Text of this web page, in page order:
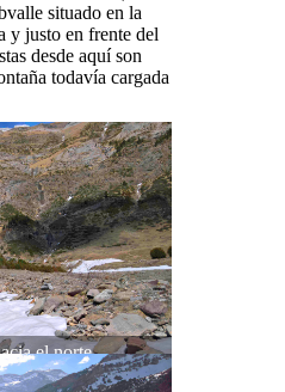
situado en la
y justo en frente del
desde aquí son
todavía cargada
el norte